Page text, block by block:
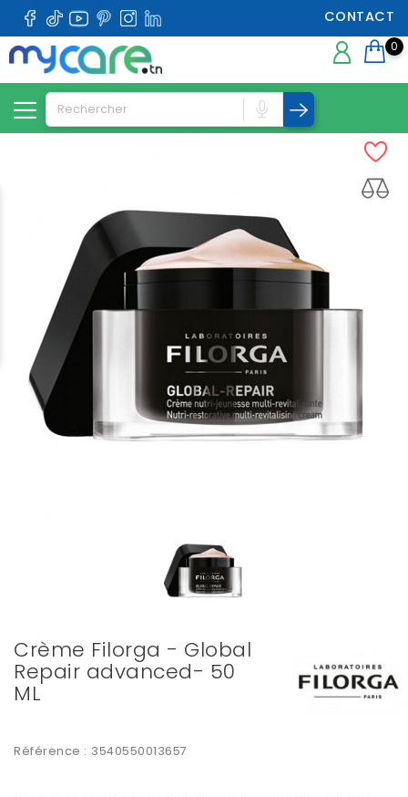
CONTACT
0
Crème Filorga - Global
Repair advanced- 50
ML
Référence : 3540550013657